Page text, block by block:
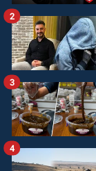
2
3
4